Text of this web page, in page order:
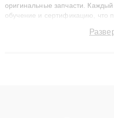
оригинальные запчасти.
обучение и сертификацию, что
сохранением гарантии до 3